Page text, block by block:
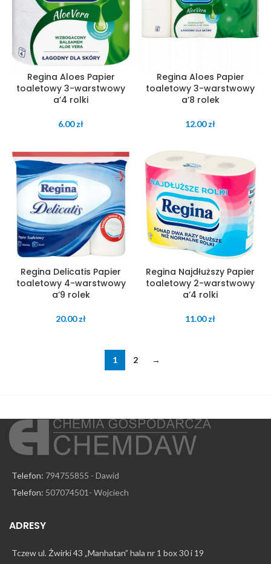
Regina Aloes Papier
toaletowy 3-warstwowy
a’4 rolki
6.00zł
Regina Aloes Papier
toaletowy 3-warstwowy
a’8 rolek
12.00zł
Regina Delicatis Papier
toaletowy 4-warstwowy
a’9 rolek
20.00zł
Regina Najdłuższy Papier
toaletowy 2-warstwowy
a’4 rolki
11.00zł
1 2 →
Telefon: 794755855 - Dawid
Telefon: 507074501- Wojciech
ADRESY
Tczew ul. Żwirki 43 „Manhatan” hala nr 1 box 30 i 19